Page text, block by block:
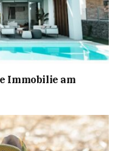
Immobilie am